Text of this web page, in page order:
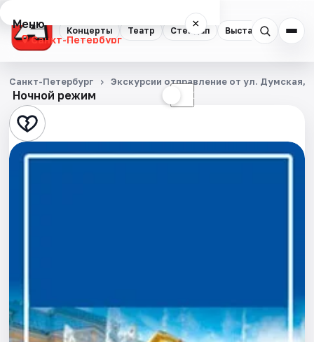
Концерты Театр Стендап Выставки
Меню ×
Санкт-Петербург
Концерты
Театр
Стендап
События
Ночной режим ☾
Санкт-Петербург Экскурсии отправление от ул. Думская,